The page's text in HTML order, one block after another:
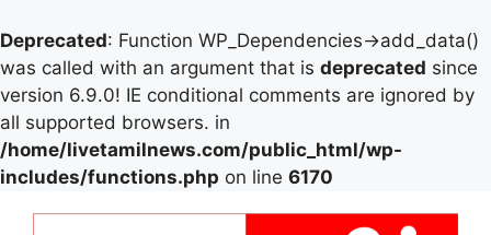
Deprecated: Function WP_Dependencies->add_data()
was called with an argument that is deprecated since
version 6.9.0! IE conditional comments are ignored by
all supported browsers. in
/home/livetamilnews.com/public_html/wp-
includes/functions.php on line 6170